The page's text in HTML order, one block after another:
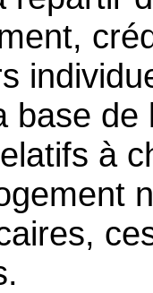
base
à